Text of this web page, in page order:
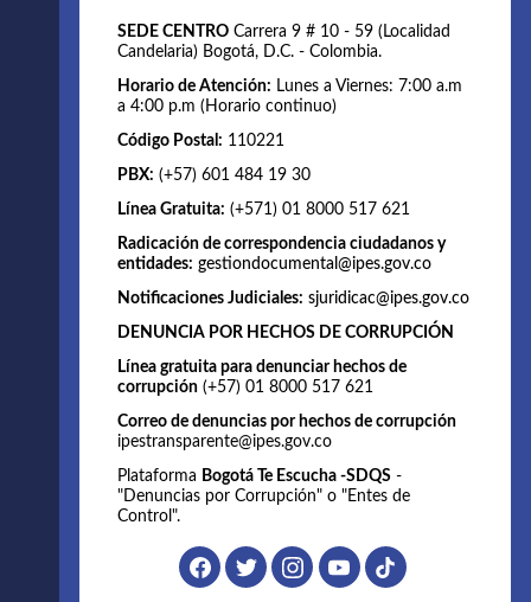
SEDE CENTRO Carrera 9 # 10 - 59 (Localidad
Candelaria) Bogotá, D.C. - Colombia.
Horario de Atención: Lunes a Viernes: 7:00 a.m
a 4:00 p.m (Horario continuo)
Código Postal: 110221
PBX: (+57) 601 484 19 30
Línea Gratuita: (+571) 01 8000 517 621
Radicación de correspondencia ciudadanos y
entidades: gestiondocumental@ipes.gov.co
Notificaciones Judiciales: sjuridicac@ipes.gov.co
DENUNCIA POR HECHOS DE CORRUPCIÓN
Línea gratuita para denunciar hechos de
corrupción (+57) 01 8000 517 621
Correo de denuncias por hechos de corrupción
ipestransparente@ipes.gov.co
Plataforma Bogotá Te Escucha -SDQS -
"Denuncias por Corrupción" o "Entes de
Control".